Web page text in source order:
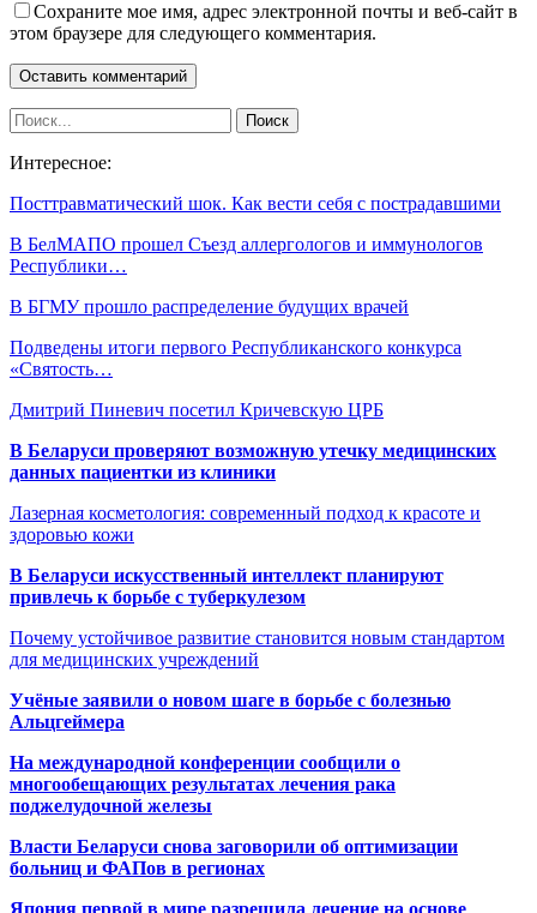
Сохраните мое имя, адрес электронной почты и веб-сайт в
этом браузере для следующего комментария.
Интересное:
Посттравматический шок. Как вести себя с пострадавшими
В БелМАПО прошел Съезд аллергологов и иммунологов
Республики…
В БГМУ прошло распределение будущих врачей
Подведены итоги первого Республиканского конкурса
«Святость…
Дмитрий Пиневич посетил Кричевскую ЦРБ
В Беларуси проверяют возможную утечку медицинских
данных пациентки из клиники
Лазерная косметология: современный подход к красоте и
здоровью кожи
В Беларуси искусственный интеллект планируют
привлечь к борьбе с туберкулезом
Почему устойчивое развитие становится новым стандартом
для медицинских учреждений
Учёные заявили о новом шаге в борьбе с болезнью
Альцгеймера
На международной конференции сообщили о
многообещающих результатах лечения рака
поджелудочной железы
Власти Беларуси снова заговорили об оптимизации
больниц и ФАПов в регионах
Япония первой в мире разрешила лечение на основе